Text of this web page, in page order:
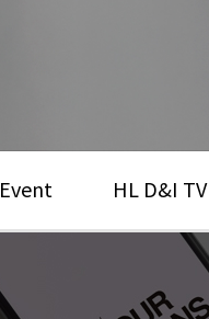
Event HL D&I TV